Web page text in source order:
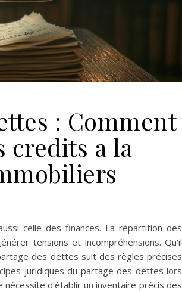
: Comment
credits a la
celle des finances. La répartition des
tensions et incompréhensions. Qu'il
des dettes suit des règles précises
juridiques du partage des dettes lors
nécessite d'établir un inventaire précis des